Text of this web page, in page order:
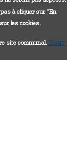
à cliquer sur "En
les cookies.
site communal. Tout